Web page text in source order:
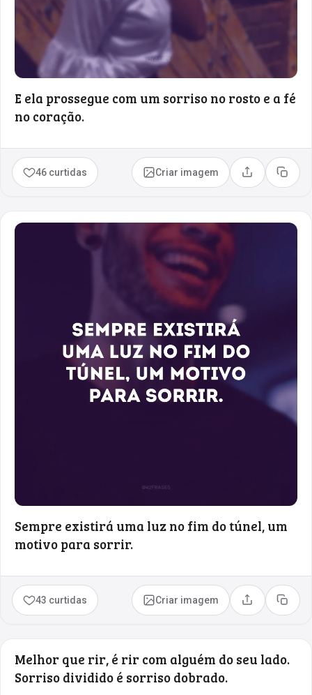
E ela prossegue com um sorriso no rosto e a fé
no coração.
46 curtidas Criar imagem Compartilhar
Copiar
Sempre existirá uma luz no fim do túnel, um
motivo para sorrir.
43 curtidas Criar imagem Compartilhar
Copiar
Melhor que rir, é rir com alguém do seu lado.
Sorriso dividido é sorriso dobrado.